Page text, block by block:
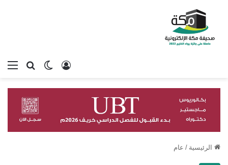
بحثالوضع
تسجيل الدخول
الرئيسية / عام